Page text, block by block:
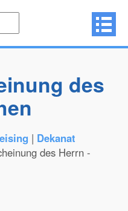
des
| Dekanat
des Herrn -